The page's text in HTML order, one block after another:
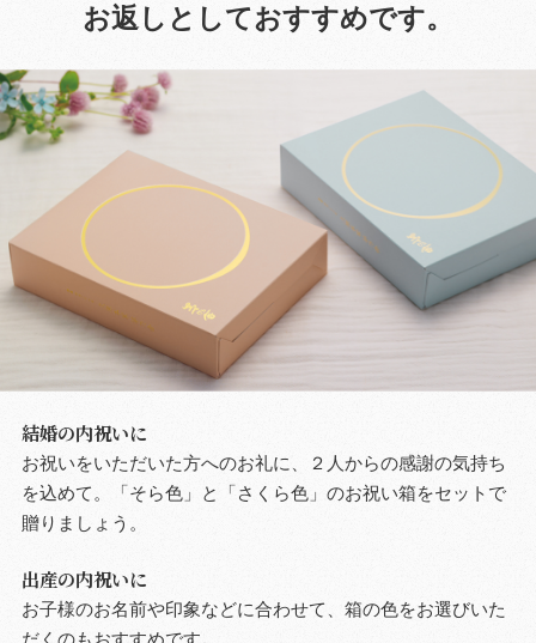
お返しとしておすすめです。
結婚の内祝いに
お祝いをいただいた方へのお礼に、２人からの感謝の気持ち
を込めて。「そら色」と「さくら色」のお祝い箱をセットで
贈りましょう。
出産の内祝いに
お子様のお名前や印象などに合わせて、箱の色をお選びいた